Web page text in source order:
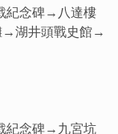
紀念碑→八達樓
湖井頭戰史館→
紀念碑→九宮坑